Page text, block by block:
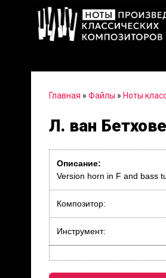
Главная » Файлы » Ноты
Л. ван
Описание:
Version horn in F and bass
Композитор:
Инструмент: